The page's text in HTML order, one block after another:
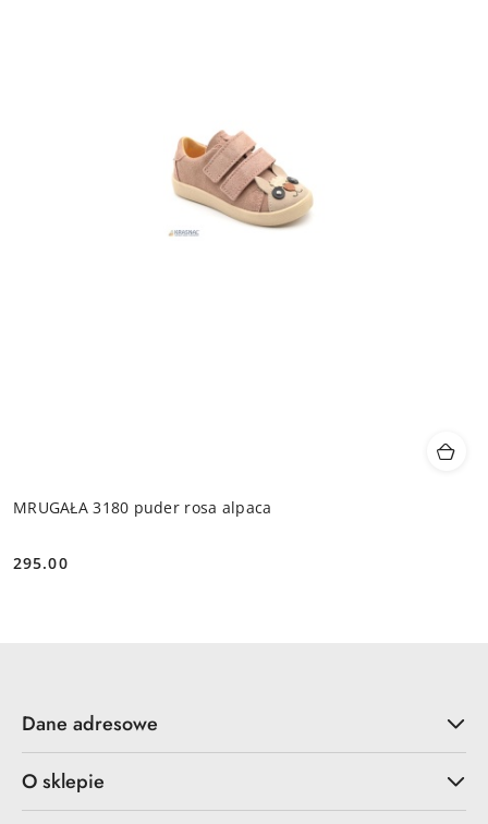
MRUGAŁA 3180 puder rosa alpaca
Cena:
295.00
Dane adresowe
O sklepie